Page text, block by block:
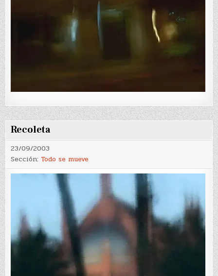
Recoleta
23/09/2003
Sección: Todo se mueve